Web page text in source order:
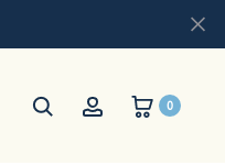
0